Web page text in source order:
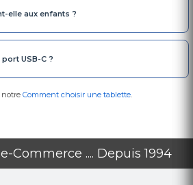
elle aux enfants ?
USB-C ?
notre Comment choisir une tablette.
Commerce .... Depuis 1994